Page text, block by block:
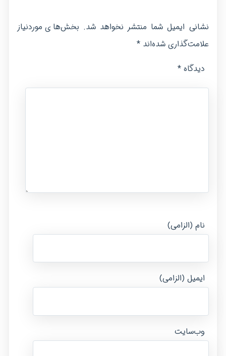
نشانی ایمیل شما منتشر نخواهد شد. بخش‌های موردنیاز
علامت‌گذاری شده‌اند*
دیدگاه *
نام (الزامی)
ایمیل (الزامی)
وب‌سایت